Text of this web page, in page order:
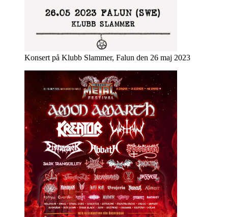
Konsert på Klubb Slammer, Falun den 26 maj 2023